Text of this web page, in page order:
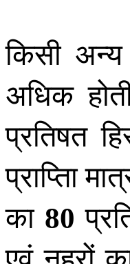
किसी
अधिक
प्रतिषत
प्राप्तिा
का 80